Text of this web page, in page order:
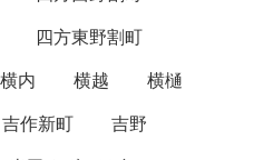
四方東野割町
横内 横越
横樋
吉作新町
吉野